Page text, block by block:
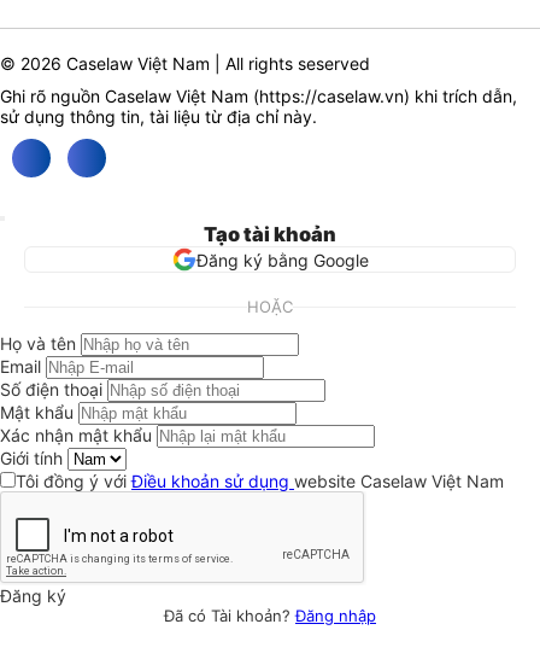
© 2026 Caselaw Việt Nam | All rights seserved
Ghi rõ nguồn Caselaw Việt Nam (https://caselaw.vn) khi trích dẫn,
sử dụng thông tin, tài liệu từ địa chỉ này.
Tạo tài khoản
Đăng ký bằng Google
HOẶC
Họ và tên
Email
Số điện thoại
Mật khẩu
Xác nhận mật khẩu
Giới tính
Tôi đồng ý vớiĐiều khoản sử dụng website Caselaw Việt Nam
Đăng ký
Đã có Tài khoản?Đăng nhập